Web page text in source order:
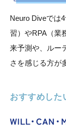
Neuro Diveでは
習）やRPA（業
来予測や、ルー
さを感じる方が
おすすめした